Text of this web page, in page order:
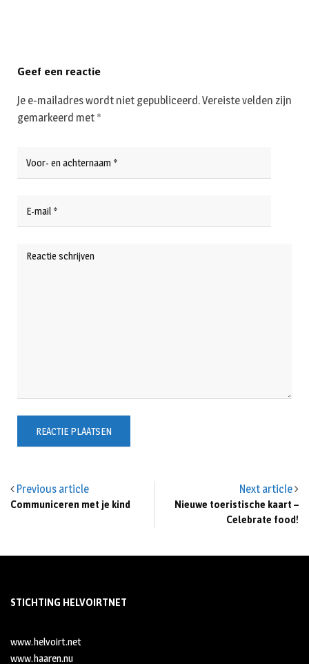
Previous article
Communiceren met je kind
Next article
Nieuwe toeristische kaart –
Celebrate food!
Geef een reactie
Je e-mailadres wordt niet gepubliceerd.Vereiste velden zijn
gemarkeerd met *
STICHTING HELVOIRTNET
www.helvoirt.net
www.haaren.nu